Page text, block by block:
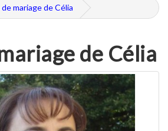
mariage de Célia
de Célia